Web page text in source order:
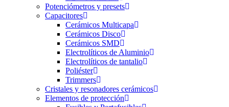
Potenciómetros y presets
Capacitores
Cerámicos Multicapa
Cerámicos Disco
Cerámicos SMD
Electrolíticos de Aluminio
Electrolíticos de tantalio
Poliéster
Trimmers
Cristales y resonadores cerámicos
Elementos de protección